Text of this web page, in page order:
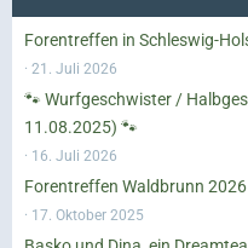
Forentreffen in Schleswig-
21. Juli 2026
🐾 Wurfgeschwister /
11.08.2025) 🐾
16. Juli 2026
Forentreffen Waldbrunn 2026
17. Oktober 2025